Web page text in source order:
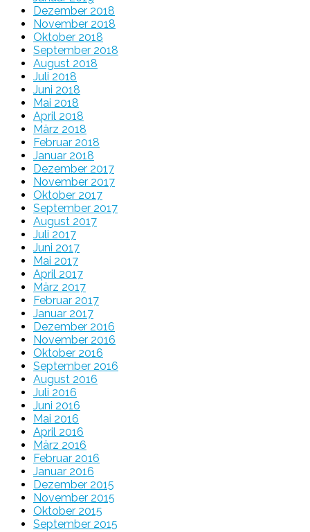
Dezember 2018
November 2018
Oktober 2018
September 2018
August 2018
Juli 2018
Juni 2018
Mai 2018
April 2018
März 2018
Februar 2018
Januar 2018
Dezember 2017
November 2017
Oktober 2017
September 2017
August 2017
Juli 2017
Juni 2017
Mai 2017
April 2017
März 2017
Februar 2017
Januar 2017
Dezember 2016
November 2016
Oktober 2016
September 2016
August 2016
Juli 2016
Juni 2016
Mai 2016
April 2016
März 2016
Februar 2016
Januar 2016
Dezember 2015
November 2015
Oktober 2015
September 2015